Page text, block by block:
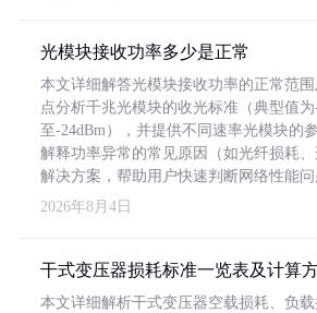
光模块接收功率多少是正常
本文详细解答光模块接收功率的正常范
点分析千兆光模块的收光标准（典型值为
至-24dBm），并提供不同速率光模块的
解释功率异常的常见原因（如光纤损耗
解决方案，帮助用户快速判断网络性能问
2026年8月4日
干式变压器损耗标准一览表及计算
本文详细解析干式变压器空载损耗、负